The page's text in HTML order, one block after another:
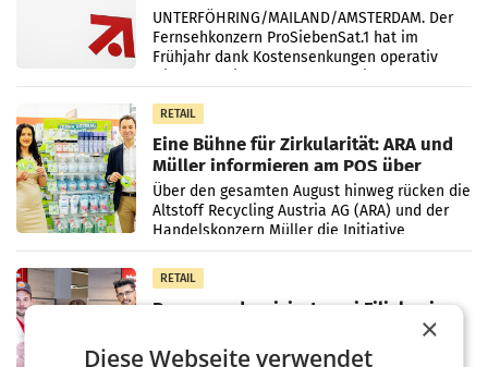
UNTERFÖHRING/MAILAND/AMSTERDAM. Der
Fernsehkonzern ProSiebenSat.1 hat im
Frühjahr dank Kostensenkungen operativ
RETAIL
Eine Bühne für Zirkularität: ARA und
Müller informieren am POS über
Kreislauffähigkeit
Über den gesamten August hinweg rücken die
Altstoff Recycling Austria AG (ARA) und der
Handelskonzern Müller die Initiative
„Kreislauf-Helden“ in allen österreichischen
Müller-Filialen
RETAIL
Penny modernisiert zwei Filialen in
WIENER NEUDORF. – Im Rahmen einer
×
Diese Webseite verwendet